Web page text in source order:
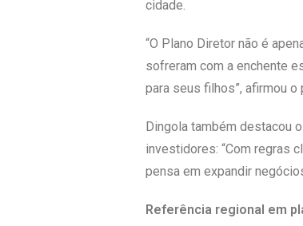
cidade.
“O Plano Diretor não é
sofreram com a enchente
para seus filhos”, afirmou o
Dingola também destacou
investidores: “Com regras
pensa em expandir
Referência regional em